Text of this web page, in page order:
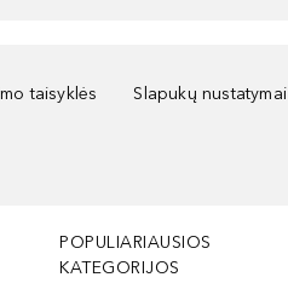
taisyklės Slapukų nustatymai
POPULIARIAUSIOS
KATEGORIJOS